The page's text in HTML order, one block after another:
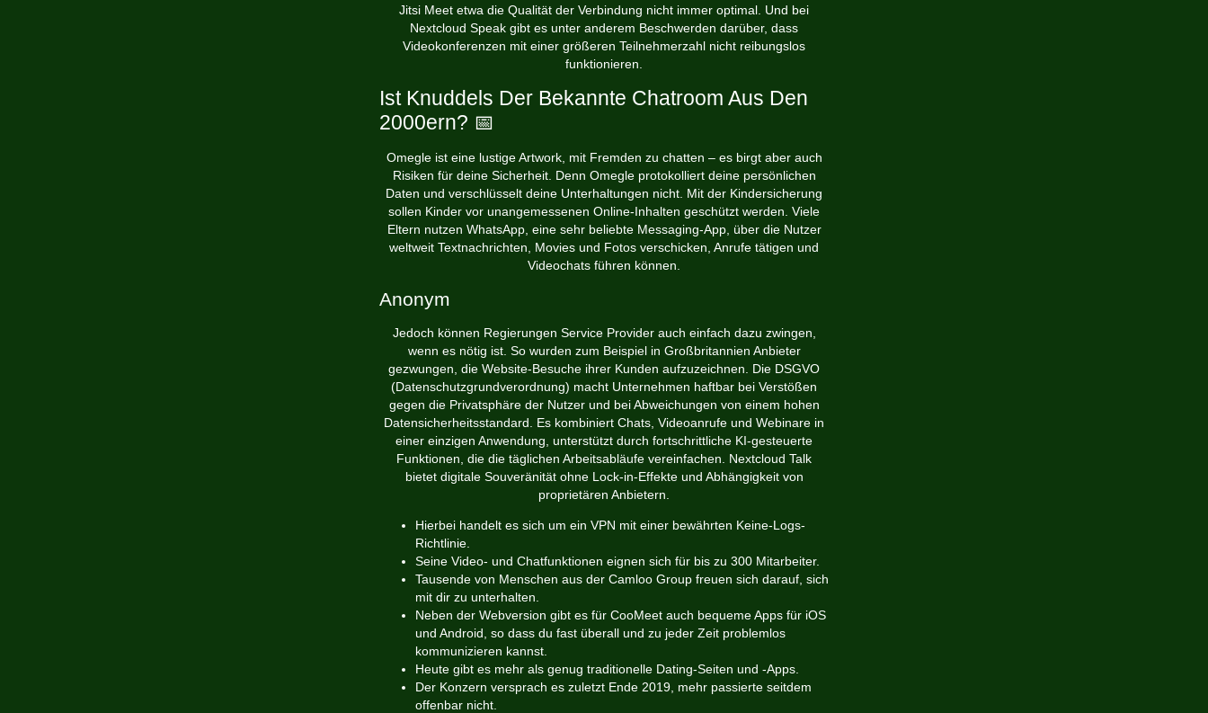
Jitsi Meet etwa die Qualität der Verbindung nicht immer optimal. Und bei
Nextcloud Speak gibt es unter anderem Beschwerden darüber, dass
Videokonferenzen mit einer größeren Teilnehmerzahl nicht reibungslos
funktionieren.
Ist Knuddels Der Bekannte Chatroom Aus Den
2000ern? 📅
Omegle ist eine lustige Artwork, mit Fremden zu chatten – es birgt aber auch
Risiken für deine Sicherheit. Denn Omegle protokolliert deine persönlichen
Daten und verschlüsselt deine Unterhaltungen nicht. Mit der Kindersicherung
sollen Kinder vor unangemessenen Online-Inhalten geschützt werden. Viele
Eltern nutzen WhatsApp, eine sehr beliebte Messaging-App, über die Nutzer
weltweit Textnachrichten, Movies und Fotos verschicken, Anrufe tätigen und
Videochats führen können.
Anonym
Jedoch können Regierungen Service Provider auch einfach dazu zwingen,
wenn es nötig ist. So wurden zum Beispiel in Großbritannien Anbieter
gezwungen, die Website-Besuche ihrer Kunden aufzuzeichnen. Die DSGVO
(Datenschutzgrundverordnung) macht Unternehmen haftbar bei Verstößen
gegen die Privatsphäre der Nutzer und bei Abweichungen von einem hohen
Datensicherheitsstandard. Es kombiniert Chats, Videoanrufe und Webinare in
einer einzigen Anwendung, unterstützt durch fortschrittliche KI-gesteuerte
Funktionen, die die täglichen Arbeitsabläufe vereinfachen. Nextcloud Talk
bietet digitale Souveränität ohne Lock-in-Effekte und Abhängigkeit von
proprietären Anbietern.
Hierbei handelt es sich um ein VPN mit einer bewährten Keine-Logs-
Richtlinie.
Seine Video- und Chatfunktionen eignen sich für bis zu 300 Mitarbeiter.
Tausende von Menschen aus der Camloo Group freuen sich darauf, sich
mit dir zu unterhalten.
Neben der Webversion gibt es für CooMeet auch bequeme Apps für iOS
und Android, so dass du fast überall und zu jeder Zeit problemlos
kommunizieren kannst.
Heute gibt es mehr als genug traditionelle Dating-Seiten und -Apps.
Der Konzern versprach es zuletzt Ende 2019, mehr passierte seitdem
offenbar nicht.